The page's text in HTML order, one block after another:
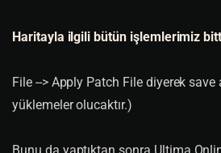
Haritayla ilgili bütün işlemlerimiz
File --> Apply Patch File diyerek save
yüklemeler olucaktır.)